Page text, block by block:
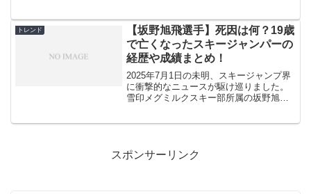
間で賛否両論を巻き起こしています。な
ぜこのタイミング...
トレンド
【坂野旭飛選手】死因は何？19歳
で亡くなったスキージャンパーの
経歴や成績まとめ！
2025年7月1日の未明、スキージャンプ界
に衝撃的なニュースが駆け巡りました。
雪印メグミルクスキー部所属の坂野旭飛
スポンサーリンク